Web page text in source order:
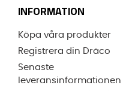
INFORMATION
Köpa våra produkter
Registrera din Dräco
Senaste
leveransinformationen